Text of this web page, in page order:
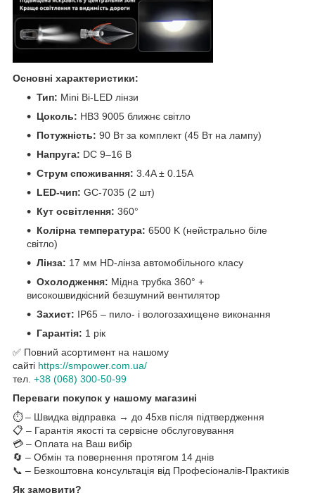
Основні характеристики:
Тип: Mini Bi-LED лінзи
Цоколь: HB3 9005 ближнє світло
Потужність: 90 Вт за комплект (45 Вт на лампу)
Напруга: DC 9–16 В
Струм споживання: 3.4A ± 0.15A
LED-чип: GC-7035 (2 шт)
Кут освітлення: 360°
Колірна температура: 6500 K (нейстрально біле
світло)
Лінза: 17 мм HD-лінза автомобільного класу
Охолодження: Мідна трубка 360° +
високошвидкісний безшумний вентилятор
Захист: IP65 – пило- і вологозахищене виконання
Гарантія: 1 рік
✅ Повний асортимент на нашому
сайті https://smpower.com.ua/
тел. +38 (068) 300-50-99
Переваги покупок у нашому магазині
⏱️ – Швидка відправка → до 45хв після підтвердження
📋 – Гарантія якості та сервісне обслуговування
💳 – Оплата на Ваш вибір
🔄 – Обмін та повернення протягом 14 днів
📞 – Безкоштовна консультація від Професіоналів-Практиків
Як замовити?